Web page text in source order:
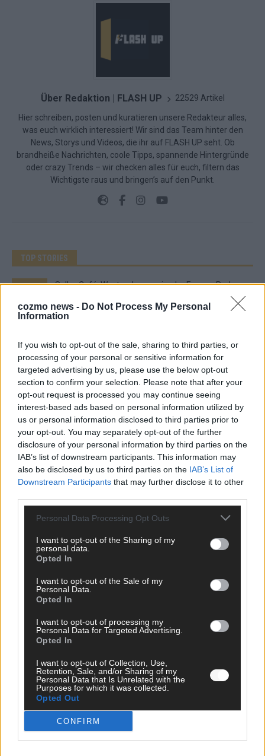
cozmo news - Do Not Process My Personal
Information
If you wish to opt-out of the sale, sharing to third parties, or
processing of your personal or sensitive information for
targeted advertising by us, please use the below opt-out
section to confirm your selection. Please note that after your
opt-out request is processed you may continue seeing
interest-based ads based on personal information utilized by
us or personal information disclosed to third parties prior to
your opt-out. You may separately opt-out of the further
disclosure of your personal information by third parties on the
IAB’s list of downstream participants. This information may
also be disclosed by us to third parties on the IAB’s List of
Downstream Participants that may further disclose it to other
Personal Data Processing Opt Outs
I want to opt-out of the Sharing of my
personal data.
Opted In
I want to opt-out of the Sale of my
Personal Data.
Opted In
I want to opt-out of processing my
Personal Data for Targeted Advertising.
Opted In
I want to opt-out of Collection, Use,
Retention, Sale, and/or Sharing of my
Personal Data that Is Unrelated with the
Purposes for which it was collected.
Opted Out
CONFIRM
Über Redaktion | FLASH UP 22529 Artikel
Hier schreiben, posten und kuratieren unsere Redakteur alles,
was euch wirklich interessiert! Wir sind das Team hinter den
News, Storys und Videos, die ihr auf FLASH UP seht. Ob
brandheiße Nachrichten, coole Tipps, spannende Hintergründe
oder crazy Trends – wir checken alles für euch, filtern das
Wichtigste raus und bringen’s auf den Punkt.
TOP STORIES
Monaco, Sallys Café, Westernbrauerei – der
EXTRA
Juni 2026
DARA gewinnt verdient, Israel beunruhigend –
unser Kommentar zum ESC 2026
KOMMENTAR
ESC-Finale morgen: Finnland Favorit, Australien
KOMMENTAR
war solide, aber kein Feuerwerk
Mai 2026
ESC-Halbfinale 2: Das sagen die Wettquoten – vier sicher,
Mai 2026
Wer zahlt, steht im Finale – ist das beim ESC wirklich fair?
Mai 2026